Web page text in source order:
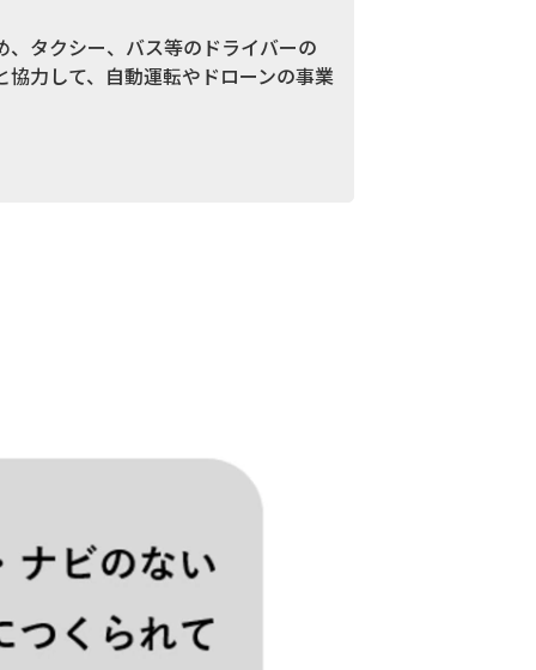
タクシー、バス等のドライバーの
力して、自動運転やドローンの事業